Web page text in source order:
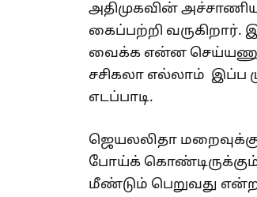
அதிமுகவின்
கைப்பற்றி
வைக்க என்ன
சசிகலா எல்லாம் இப்ப
எடப்பாடி.
ஜெயலலிதா
போய்க்
மீண்டும் பெறுவது